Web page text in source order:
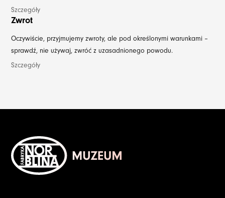
Szczegóły
Zwrot
Oczywiście, przyjmujemy zwroty, ale pod określonymi warunkami –
sprawdź, nie używaj, zwróć z uzasadnionego powodu.
Szczegóły